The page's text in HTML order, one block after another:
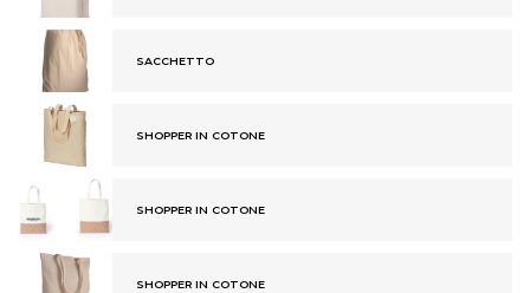
SACCHETTO
SHOPPER IN COTONE
SHOPPER IN COTONE
SHOPPER IN COTONE